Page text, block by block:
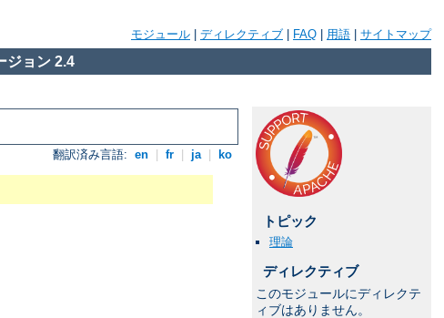
モジュール ディレクティブ FAQ 用語 サイトマップ
ジョン 2.4
翻訳済み言語: en fr ja ko
トピック
理論
ディレクティブ
このモジュールにディレクテ
ィブはありません。